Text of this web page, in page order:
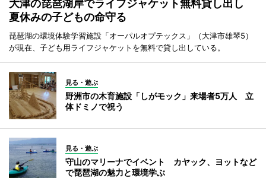
大津の琵琶湖岸でライフジャケット無料貸し出し
夏休みの子どもの命守る
琵琶湖の環境体験学習施設「オーパルオプテックス」（大津市雄琴5）
が現在、子ども用ライフジャケットを無料で貸し出している。
見る・遊ぶ
野洲市の木育施設「しがモック」来場者5万人 立
体ドミノで祝う
見る・遊ぶ
守山のマリーナでイベント カヤック、ヨットなど
で琵琶湖の魅力と環境学ぶ